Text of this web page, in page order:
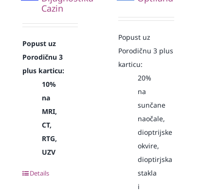
Cazin
Popust uz
Porodičnu 3
plus karticu:
10%
na
MRI,
CT,
RTG,
UZV
Details
Popust uz
Porodičnu 3 plus
karticu:
20%
na
sunčane
naočale,
dioptrijske
okvire,
dioptirjska
stakla
i